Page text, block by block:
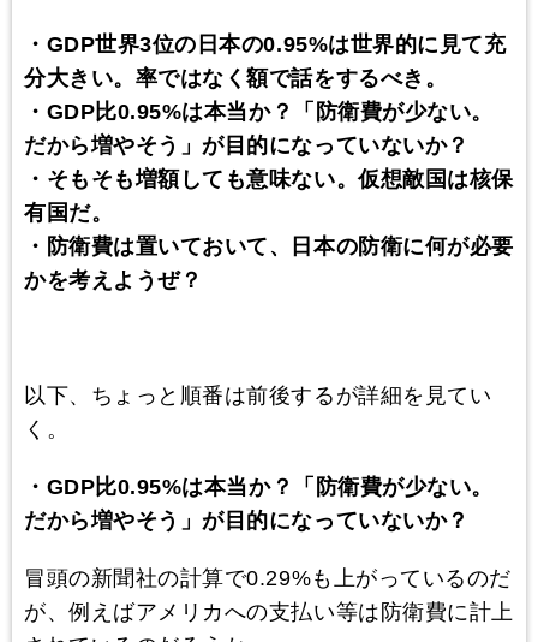
・GDP世界3位の日本の0.95%は世界的に見て充
分大きい。率ではなく額で話をするべき。
・GDP比0.95%は本当か？「防衛費が少ない。
だから増やそう」が目的になっていないか？
・そもそも増額しても意味ない。仮想敵国は核保
有国だ。
・防衛費は置いておいて、日本の防衛に何が必要
かを考えようぜ？
以下、ちょっと順番は前後するが詳細を見てい
く。
・GDP比0.95%は本当か？「防衛費が少ない。
だから増やそう」が目的になっていないか？
冒頭の新聞社の計算で0.29%も上がっているのだ
が、例えばアメリカへの支払い等は防衛費に計上